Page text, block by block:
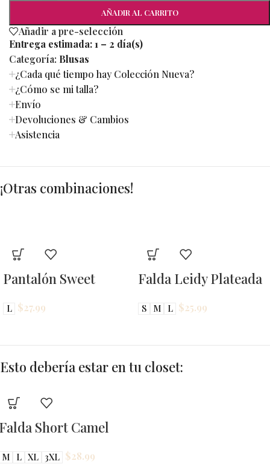
AÑADIR AL CARRITO
Añadir a pre-selección
Entrega estimada:1 – 2 día(s)
Categoría: Blusas
¿Cada qué tiempo hay Colección Nueva?
¿Cómo se mi talla?
Envío
Devoluciones & Cambios
Asistencia
¡Otras combinaciones!
Pantalón Sweet
L $27.99
Falda Leidy Plateada
S M L $25.99
Esto debería estar en tu closet:
Short Camel
L XL 3XL $28.99